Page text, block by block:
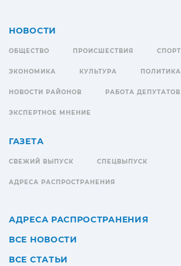
НОВОСТИ
ОБЩЕСТВО ПРОИСШЕСТВИЯ СПОРТ
ЭКОНОМИКА КУЛЬТУРА ПОЛИТИКА
НОВОСТИ РАЙОНОВ РАБОТА ДЕПУТАТОВ
ЭКСПЕРТНОЕ МНЕНИЕ
ГАЗЕТА
СВЕЖИЙ ВЫПУСК СПЕЦВЫПУСК
АДРЕСА РАСПРОСТРАНЕНИЯ
АДРЕСА РАСПРОСТРАНЕНИЯ
ВСЕ НОВОСТИ
ВСЕ СТАТЬИ